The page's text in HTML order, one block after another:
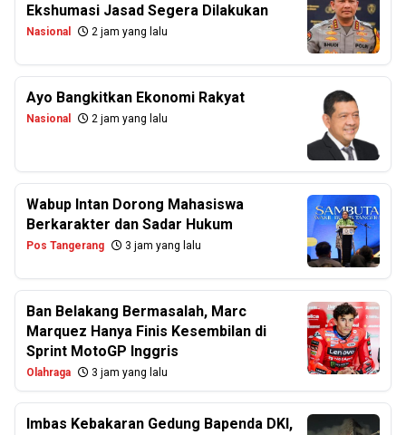
Ekshumasi Jasad Segera Dilakukan
Nasional 2 jam yang lalu
Ayo Bangkitkan Ekonomi Rakyat
Nasional 2 jam yang lalu
Wabup Intan Dorong Mahasiswa
Berkarakter dan Sadar Hukum
Pos Tangerang 3 jam yang lalu
Ban Belakang Bermasalah, Marc
Marquez Hanya Finis Kesembilan di
Sprint MotoGP Inggris
Olahraga 3 jam yang lalu
Imbas Kebakaran Gedung Bapenda DKI,